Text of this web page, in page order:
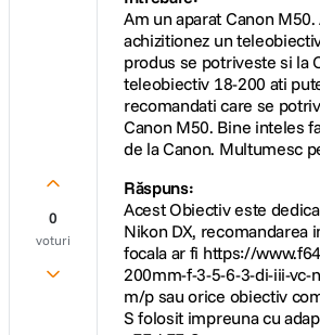
0
voturi
Am un aparat Canon M50.
achizitionez un
produs se potriveste si la
teleobiectiv 18-200 ati
recomandati care se
Canon M50. Bine inteles
de la Canon. Multumesc
Răspuns:
Acest Obiectiv este
Nikon DX, recomandarea
focala ar fi https://
200mm-f-3-5-6-3-di-iii-vc-
m/p sau orice obiectiv
S folosit impreuna cu